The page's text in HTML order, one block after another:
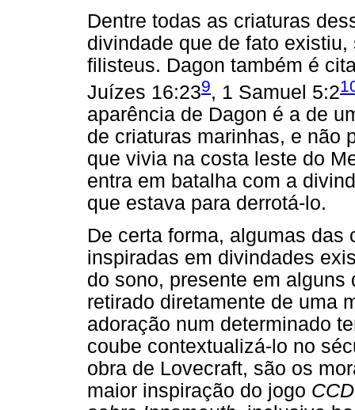
Dentre todas as criaturas
divindade que de fato
filisteus. Dagon também é
Juízes 16:239, 1 Samuel 5:2
aparência de Dagon é a de
de criaturas marinhas, e não
que vivia na costa leste do
entra em batalha com a
que estava para derrotá-lo.
De certa forma, algumas das
inspiradas em divindades
do sono, presente em
retirado diretamente de uma
adoração num determinado
coube contextualizá-lo no
obra de Lovecraft, são os
maior inspiração do jogo